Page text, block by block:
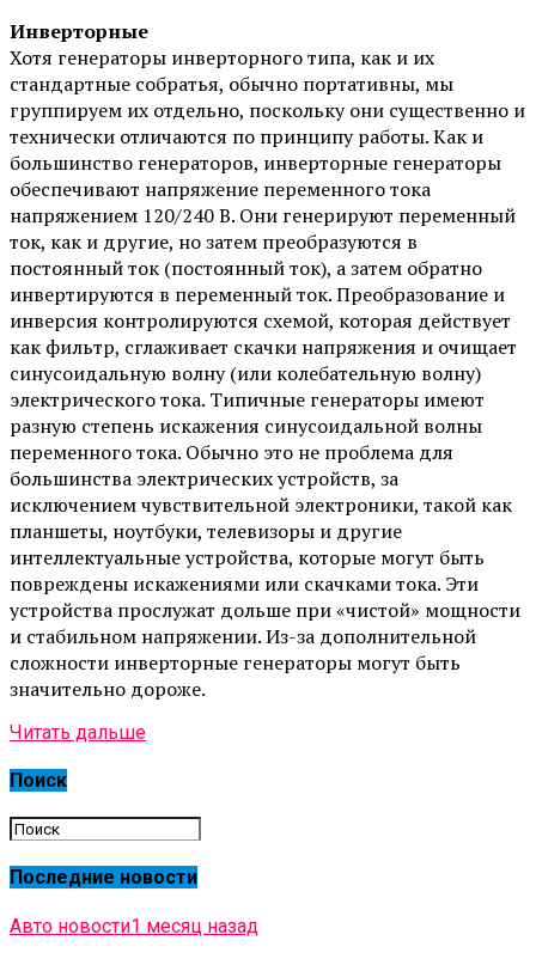
Инверторные
Хотя генераторы инверторного типа, как и их
стандартные собратья, обычно портативны, мы
группируем их отдельно, поскольку они существенно и
технически отличаются по принципу работы. Как и
большинство генераторов, инверторные генераторы
обеспечивают напряжение переменного тока
напряжением 120/240 В. Они генерируют переменный
ток, как и другие, но затем преобразуются в
постоянный ток (постоянный ток), а затем обратно
инвертируются в переменный ток. Преобразование и
инверсия контролируются схемой, которая действует
как фильтр, сглаживает скачки напряжения и очищает
синусоидальную волну (или колебательную волну)
электрического тока. Типичные генераторы имеют
разную степень искажения синусоидальной волны
переменного тока. Обычно это не проблема для
большинства электрических устройств, за
исключением чувствительной электроники, такой как
планшеты, ноутбуки, телевизоры и другие
интеллектуальные устройства, которые могут быть
повреждены искажениями или скачками тока. Эти
устройства прослужат дольше при «чистой» мощности
и стабильном напряжении. Из-за дополнительной
сложности инверторные генераторы могут быть
значительно дороже.
Читать дальше
Поиск
Последние новости
Авто новости1 месяц назад